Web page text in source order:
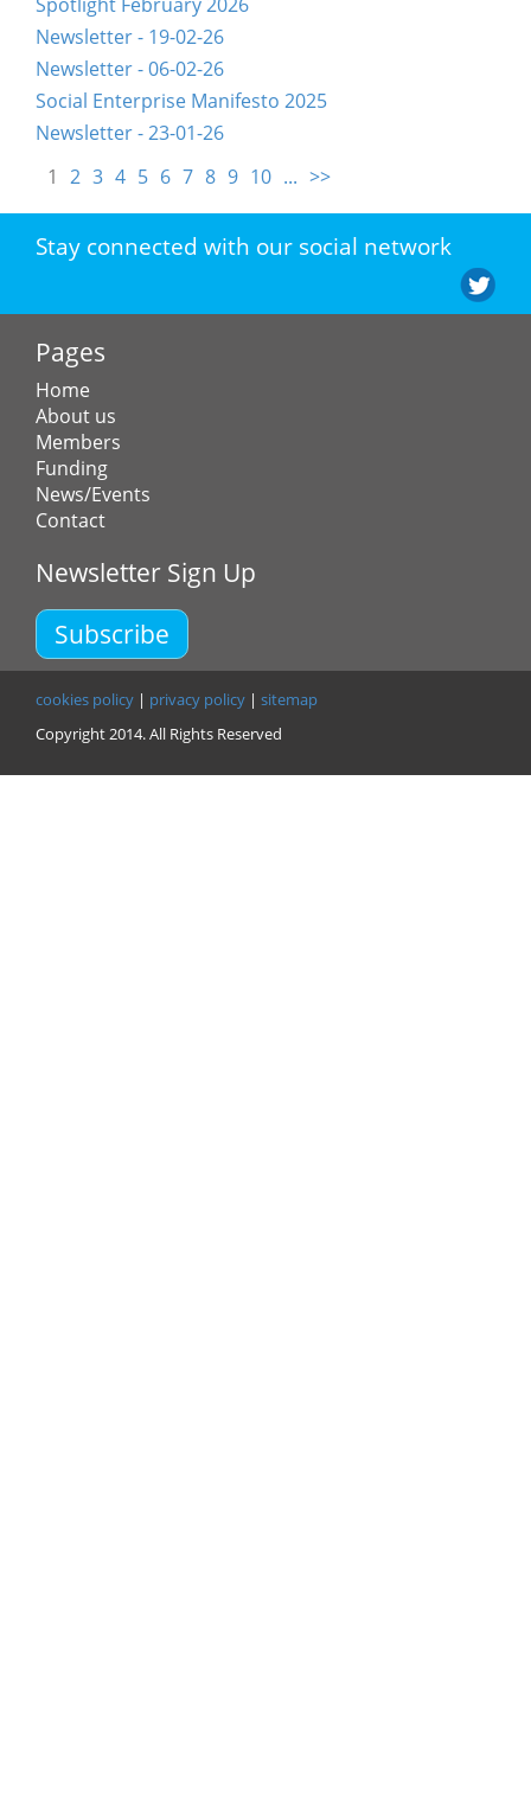
Newsletter - 19-02-26
Newsletter - 06-02-26
Social Enterprise Manifesto 2025
Newsletter - 23-01-26
1 2 3 4 5 6 7 8 9 10 ... >>
Stay connected with our social network
Pages
Home
About us
Members
Funding
News/Events
Contact
Newsletter Sign Up
Subscribe
cookies policy | privacy policy | sitemap
Copyright 2014. All Rights Reserved